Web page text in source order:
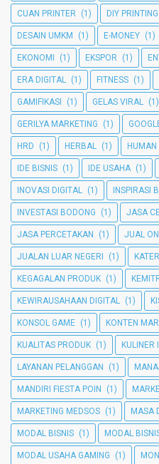
CUAN PRINTER (1) DIY PRINTING
DESAIN UMKM (1) E-MONEY (1)
EKONOMI (1) EKSPOR (1)
ERA DIGITAL (1) FITNESS (1)
GAMIFIKASI (1) GELAS VIRAL (1)
GERILYA MARKETING (1)
HRD (1) HERBAL (1) HUMAN
IDE BISNIS (1) IDE USAHA (1)
INOVASI DIGITAL (1) INSPIRASI
INVESTASI BODONG (1) JASA
JASA PERCETAKAN (1) JUAL
JUALAN LUAR NEGERI (1)
KEGAGALAN PRODUK (1)
KEWIRAUSAHAAN DIGITAL (1)
KONSOL GAME (1) KONTEN
KUALITAS PRODUK (1) KULINER
LAYANAN PELANGGAN (1)
MANDIRI FIESTA POIN (1)
MARKETING MEDSOS (1) MASA
MODAL BISNIS (1) MODAL
MODAL USAHA GAMING (1)